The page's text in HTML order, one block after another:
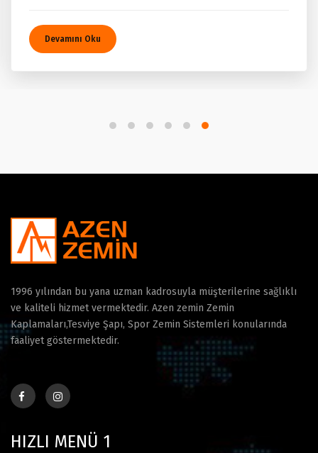
Devamını Oku
1996 yılından bu yana uzman kadrosuyla müşterilerine sağlıklı
ve kaliteli hizmet vermektedir. Azen zemin Zemin
Kaplamaları,Tesviye Şapı, Spor Zemin Sistemleri konularında
faaliyet göstermektedir.
HIZLI MENÜ 1